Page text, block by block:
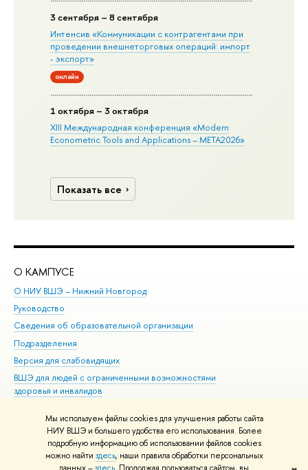
Мы используем файлы cookies для улучшения работы сайта
НИУ ВШЭ и большего удобства его использования. Более
подробную информацию об использовании файлов cookies
можно найти здесь, наши правила обработки персональных
3 сентября – 8 сентября
Интенсив «Коммуникации с контрагентами при
проведении внешнеторговых операций: импорт
- экспорт»
онлайн
1 октября – 3 октября
XIII Международная конференция «Modern
Econometric Tools and Applications – META2026»
Показать все
О КАМПУСЕ
О НИУ ВШЭ – Нижний Новгород
Руководство
Сведения об образовательной организации
Подразделения
Версия для слабовидящих
ВШЭ для людей с ограниченными возможностями
здоровья и инвалидов